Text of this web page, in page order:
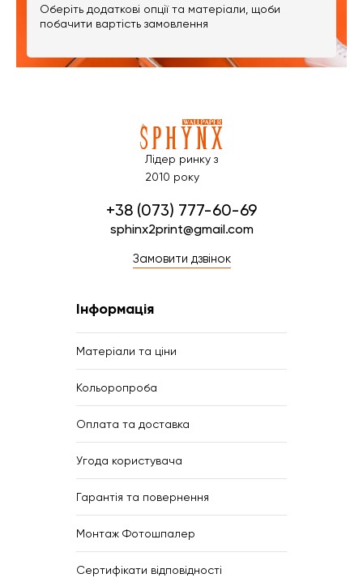
Оберіть додаткові опції та матеріали, щоби
побачити вартість замовлення
Лідер ринку з
2010 року
+38 (073) 777-60-69
sphinx2print@gmail.com
Замовити дзвінок
Інформація
Матеріали та ціни
Кольоропроба
Оплата та доставка
Угода користувача
Гарантія та повернення
Монтаж Фотошпалер
Сертифікати відповідності